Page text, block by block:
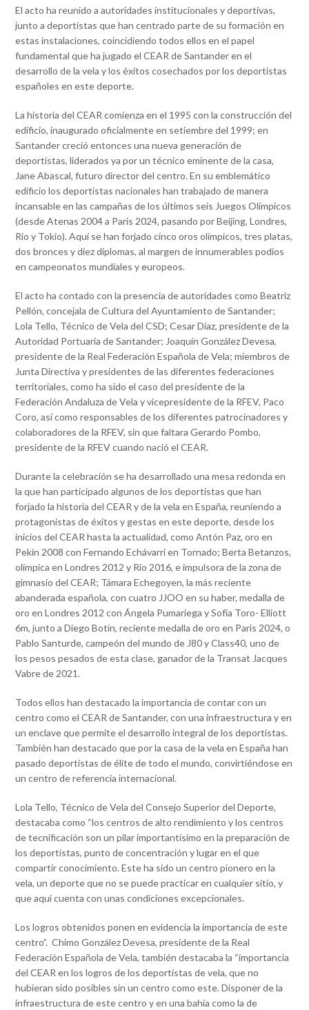
El acto ha reunido a autoridades institucionales y deportivas,
junto a deportistas que han centrado parte de su formación en
estas instalaciones, coincidiendo todos ellos en el papel
fundamental que ha jugado el CEAR de Santander en el
desarrollo de la vela y los éxitos cosechados por los deportistas
españoles en este deporte.
La historia del CEAR comienza en el 1995 con la construcción del
edificio, inaugurado oficialmente en setiembre del 1999; en
Santander creció entonces una nueva generación de
deportistas, liderados ya por un técnico eminente de la casa,
Jane Abascal, futuro director del centro. En su emblemático
edificio los deportistas nacionales han trabajado de manera
incansable en las campañas de los últimos seis Juegos Olímpicos
(desde Atenas 2004 a Paris 2024, pasando por Beijing, Londres,
Rio y Tokio). Aquí se han forjado cinco oros olímpicos, tres platas,
dos bronces y diez diplomas, al margen de innumerables podios
en campeonatos mundiales y europeos.
El acto ha contado con la presencia de autoridades como Beatriz
Pellón, concejala de Cultura del Ayuntamiento de Santander;
Lola Tello, Técnico de Vela del CSD; Cesar Díaz, presidente de la
Autoridad Portuaria de Santander; Joaquín González Devesa,
presidente de la Real Federación Española de Vela; miembros de
Junta Directiva y presidentes de las diferentes federaciones
territoriales, como ha sido el caso del presidente de la
Federación Andaluza de Vela y vicepresidente de la RFEV, Paco
Coro, así como responsables de los diferentes patrocinadores y
colaboradores de la RFEV, sin que faltara Gerardo Pombo,
presidente de la RFEV cuando nació el CEAR.
Durante la celebración se ha desarrollado una mesa redonda en
la que han participado algunos de los deportistas que han
forjado la historia del CEAR y de la vela en España, reuniendo a
protagonistas de éxitos y gestas en este deporte, desde los
inicios del CEAR hasta la actualidad, como Antón Paz, oro en
Pekín 2008 con Fernando Echávarri en Tornado; Berta Betanzos,
olímpica en Londres 2012 y Rio 2016, e impulsora de la zona de
gimnasio del CEAR; Támara Echegoyen, la más reciente
abanderada española, con cuatro JJOO en su haber, medalla de
oro en Londres 2012 con Ángela Pumariega y Sofía Toro- Elliott
6m, junto a Diego Botín, reciente medalla de oro en Paris 2024, o
Pablo Santurde, campeón del mundo de J80 y Class40, uno de
los pesos pesados de esta clase, ganador de la Transat Jacques
Vabre de 2021.
Todos ellos han destacado la importancia de contar con un
centro como el CEAR de Santander, con una infraestructura y en
un enclave que permite el desarrollo integral de los deportistas.
También han destacado que por la casa de la vela en España han
pasado deportistas de élite de todo el mundo, convirtiéndose en
un centro de referencia internacional.
Lola Tello, Técnico de Vela del Consejo Superior del Deporte,
destacaba como “los centros de alto rendimiento y los centros
de tecnificación son un pilar importantísimo en la preparación de
los deportistas, punto de concentración y lugar en el que
compartir conocimiento. Este ha sido un centro pionero en la
vela, un deporte que no se puede practicar en cualquier sitio, y
que aquí cuenta con unas condiciones excepcionales.
Los logros obtenidos ponen en evidencia la importancia de este
centro”. Chimo González Devesa, presidente de la Real
Federación Española de Vela, también destacaba la “importancia
del CEAR en los logros de los deportistas de vela, que no
hubieran sido posibles sin un centro como este. Disponer de la
infraestructura de este centro y en una bahía como la de